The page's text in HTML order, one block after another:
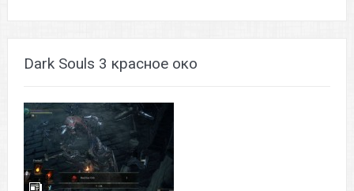
Dark Souls 3 красное око